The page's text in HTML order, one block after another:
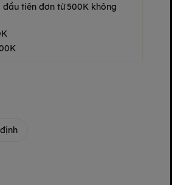
đầu tiên đơn từ 500K không